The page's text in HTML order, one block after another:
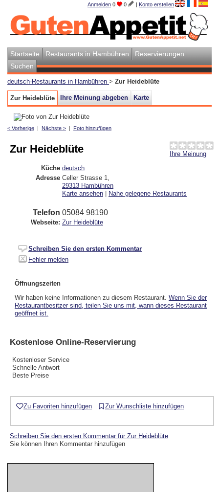
Anmelden 0 0 | Konto erstellen
Startseite Restaurants in Hambühren
Reservierungen
Suchen
deutsch-Restaurants in Hambühren > Zur Heideblüte
Zur Heideblüte Ihre Meinung abgeben Karte
< Vorherige | Nächste > | Foto hinzufügen
Ihre Meinung
Zur Heideblüte
Küche deutsch
Adresse Celler Strasse 1
29313 Hambühren
Karte ansehen | Nahe gelegene Restaurants
Telefon 05084 98190
Webseite: Zur Heideblüte
Schreiben Sie den ersten Kommentar
Fehler melden
Öffnungszeiten
Wir haben keine Informationen zu diesem Restaurant. Wenn Sie der
Restaurantbesitzer sind, teilen Sie uns mit, wann dieses Restaurant
geöffnet ist.
Kostenlose Online-Reservierung
Kostenloser Service
Schnelle Antwort
Beste Preise
Zu Favoriten hinzufügen Zur Wunschliste hinzufügen
Schreiben Sie den ersten Kommentar für Zur Heideblüte
Sie können Ihren Kommentar hinzufügen